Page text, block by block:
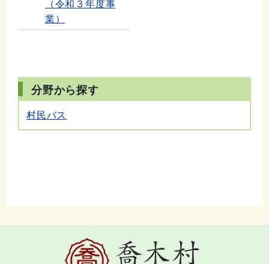
（令和３年度事
業）
分野から探す
村民バス